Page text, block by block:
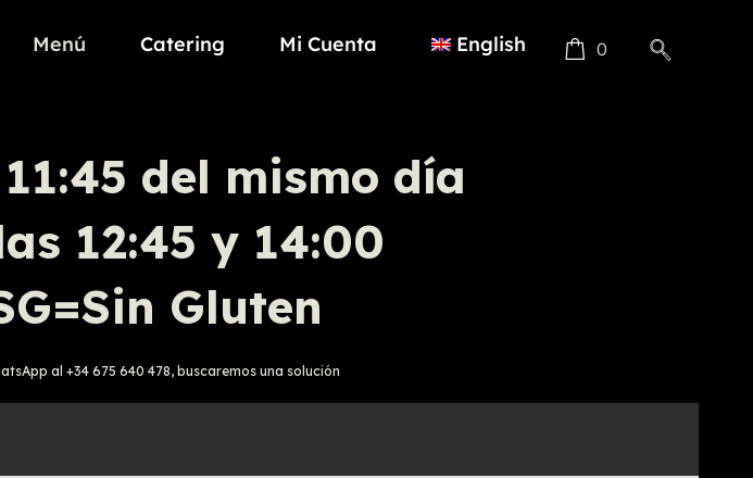
Menú Catering Mi Cuenta English 0
del mismo día
12:45 y 14:00
Gluten
al +34 675 640 478, buscaremos una solución